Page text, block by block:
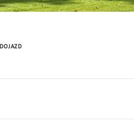
DOJAZD